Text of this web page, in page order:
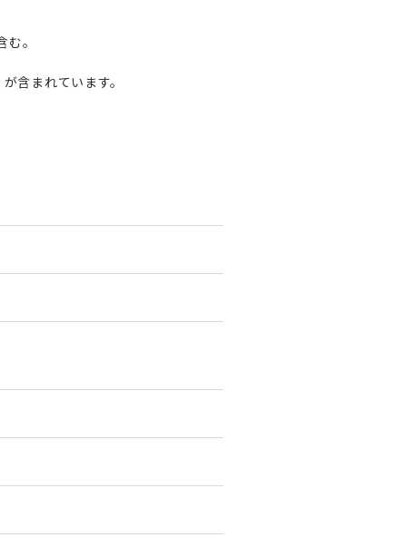
。
含まれています。